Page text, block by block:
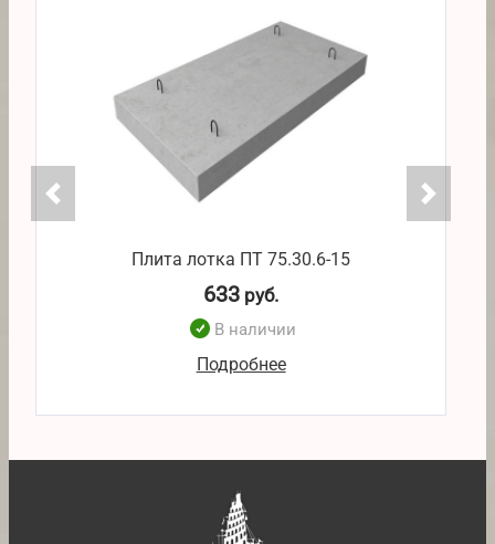
Плита лотка ПТ 75.30.6-15
633 руб.
В наличии
Подробнее